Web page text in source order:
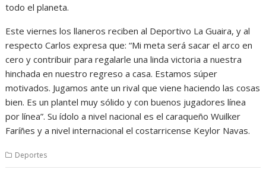
todo el planeta.
Este viernes los llaneros reciben al Deportivo La Guaira, y al
respecto Carlos expresa que: “Mi meta será sacar el arco en
cero y contribuir para regalarle una linda victoria a nuestra
hinchada en nuestro regreso a casa. Estamos súper
motivados. Jugamos ante un rival que viene haciendo las cosas
bien. Es un plantel muy sólido y con buenos jugadores línea
por línea”. Su ídolo a nivel nacional es el caraqueño Wuilker
Faríñes y a nivel internacional el costarricense Keylor Navas.
Deportes